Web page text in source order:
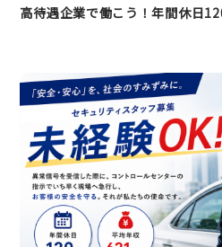
高待遇企業で働こう！年間休日